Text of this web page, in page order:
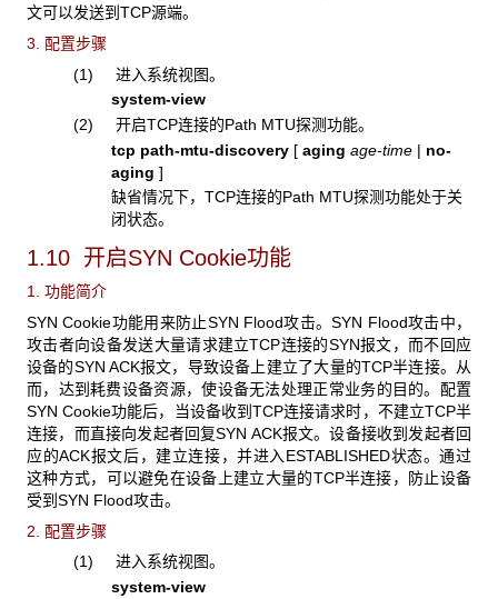
文可以发送到TCP源端。
3. 配置步骤
(1) 进入系统视图。
system-view
(2) 开启TCP连接的Path MTU探测功能。
tcp path-mtu-discovery [ aging age-time | no-
aging ]
缺省情况下，TCP连接的Path MTU探测功能处于关
闭状态。
1.10 开启SYN Cookie功能
1. 功能简介
SYN Cookie功能用来防止SYN Flood攻击。SYN Flood攻击中，
攻击者向设备发送大量请求建立TCP连接的SYN报文，而不回应
设备的SYN ACK报文，导致设备上建立了大量的TCP半连接。从
而，达到耗费设备资源，使设备无法处理正常业务的目的。配置
SYN Cookie功能后，当设备收到TCP连接请求时，不建立TCP半
连接，而直接向发起者回复SYN ACK报文。设备接收到发起者回
应的ACK报文后，建立连接，并进入ESTABLISHED状态。通过
这种方式，可以避免在设备上建立大量的TCP半连接，防止设备
受到SYN Flood攻击。
2. 配置步骤
(1) 进入系统视图。
system-view